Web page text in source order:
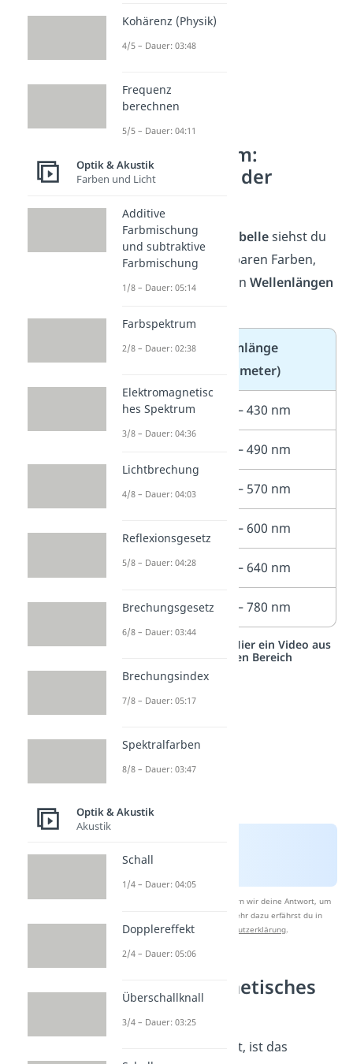
Farbspektrum:
Wellenlänge der
In der folgenden Tabellesiehst du
die einzelnen sichtbaren Farben,
aufgeteilt nach ihrenWellenlängen
Farbe
Wellenlänge
(Nanometer)
Violett ≈ 380 – 430 nm
≈ 430 – 490 nm
Grün ≈ 490 – 570 nm
≈ 570 – 600 nm
Orange ≈ 600 – 640 nm
Rot ≈ 640 – 780 nm
Studyflix vernetzt: Hier ein Video aus
einem anderen Bereich
Nach Beantwortung speichern wir deine Antwort, um
Studyflix zu verbessern. Mehr dazu erfährst du in
unserer
Datenschutzerklärung
Elektromagnetisches
Spektrum
Wie bereits erwähnt, ist das
Kohärenz (Physik)
4/5 – Dauer: 03:48
Frequenz
berechnen
5/5 – Dauer: 04:11
Optik & Akustik
Farben und Licht
Additive
Farbmischung
und subtraktive
Farbmischung
1/8 – Dauer: 05:14
Farbspektrum
2/8 – Dauer: 02:38
Elektromagnetisc
hes Spektrum
3/8 – Dauer: 04:36
Lichtbrechung
4/8 – Dauer: 04:03
Reflexionsgesetz
5/8 – Dauer: 04:28
Brechungsgesetz
6/8 – Dauer: 03:44
Brechungsindex
7/8 – Dauer: 05:17
Spektralfarben
8/8 – Dauer: 03:47
Optik & Akustik
Akustik
Schall
1/4 – Dauer: 04:05
Dopplereffekt
2/4 – Dauer: 05:06
Überschallknall
3/4 – Dauer: 03:25